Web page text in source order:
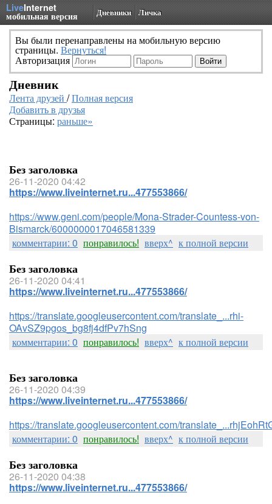
LiveInternet
мобильная версия Дневники Личка
Вы были перенаправлены на мобильную версию
страницы. Вернуться!
Авторизация
Дневник
Лента друзей /Полная версия
Добавить в друзья
Страницы: раньше»
Без заголовка
26-11-2020 04:42
https://www.liveinternet.ru...477553866/
https://www.geni.com/people/Mona-Strader-Countess-von-
Bismarck/6000000017046581339
комментарии: 0 понравилось! вверх^ к полной версии
Без заголовка
26-11-2020 04:41
https://www.liveinternet.ru...477553866/
https://translate.googleusercontent.com/translate_...rhi-
OAvSZ9pgos_bg8fj4dfPv7hSng
комментарии: 0 понравилось! вверх^ к полной версии
Без заголовка
26-11-2020 04:39
https://www.liveinternet.ru...477553866/
https://translate.googleusercontent.com/
комментарии: 0 понравилось! вверх^ к полной версии
Без заголовка
26-11-2020 04:38
https://www.liveinternet.ru...477553866/